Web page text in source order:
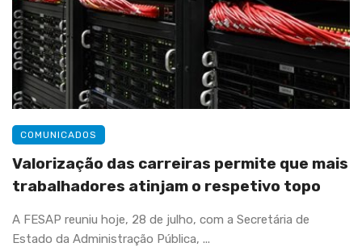
COMUNICADOS
Valorização das carreiras permite que mais
trabalhadores atinjam o respetivo topo
A FESAP reuniu hoje, 28 de julho, com a Secretária de
Estado da Administração Pública, ...